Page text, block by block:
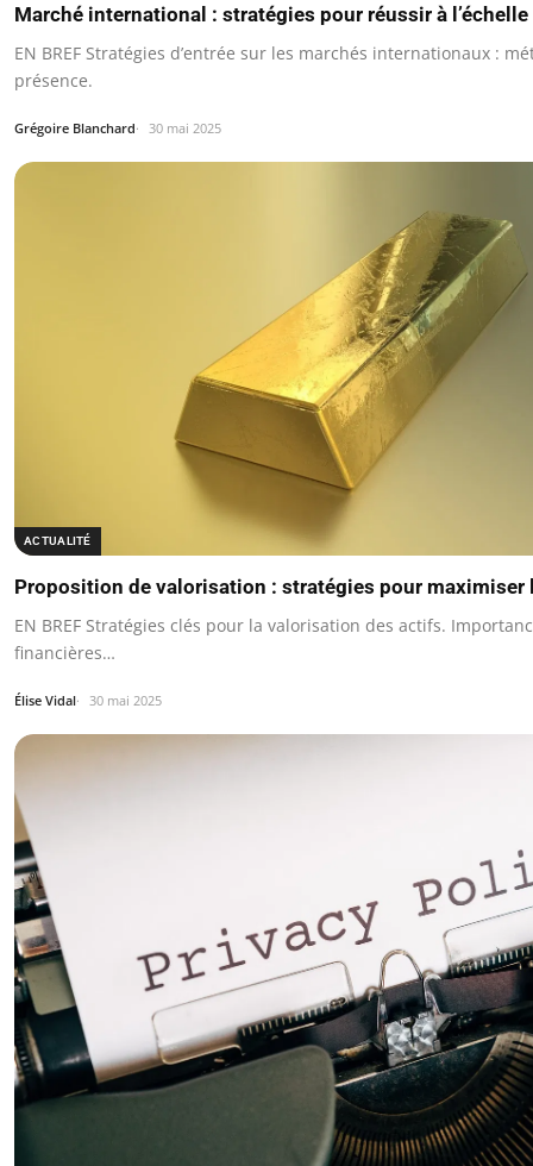
Marché international : stratégies pour réussir à
EN BREF Stratégies d’entrée sur les marchés internationaux :
présence.
Grégoire Blanchard 30 mai 2025
ACTUALITÉ
Proposition de valorisation : stratégies pour maximiser
EN BREF Stratégies clés pour la valorisation des actifs.
financières…
Élise Vidal 30 mai 2025